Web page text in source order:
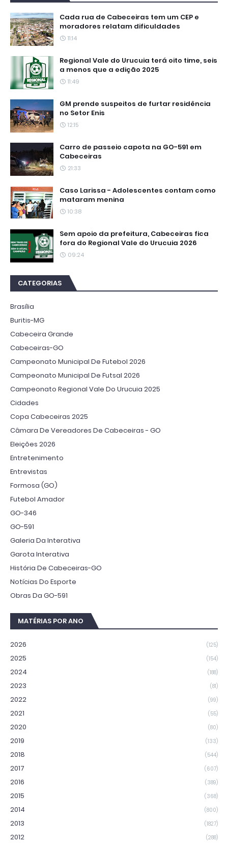
Cada rua de Cabeceiras tem um CEP e
moradores relatam dificuldades
11:14
Regional Vale do Urucuia terá oito time, seis
a menos que a edição 2025
11:49
GM prende suspeitos de furtar residência
no Setor Enis
12:15
Carro de passeio capota na GO-591 em
Cabeceiras
21:33
Caso Larissa - Adolescentes contam como
mataram menina
10:38
Sem apoio da prefeitura, Cabeceiras fica
fora do Regional Vale do Urucuia 2026
09:24
CATEGORIAS
Brasília
Buritis-MG
Cabeceira Grande
Cabeceiras-GO
Campeonato Municipal De Futebol 2026
Campeonato Municipal De Futsal 2026
Campeonato Regional Vale Do Urucuia 2025
Cidades
Copa Cabeceiras 2025
Câmara De Vereadores De Cabeceiras - GO
Eleições 2026
Entretenimento
Entrevistas
Formosa (GO)
Futebol Amador
GO-346
GO-591
Galeria Da Interativa
Garota Interativa
História De Cabeceiras-GO
Notícias Do Esporte
Obras Da GO-591
MATÉRIAS POR ANO
2026 (125)
2025 (154)
2024 (188)
2023 (81)
2022 (99)
2021 (55)
2020 (80)
2019 (133)
2018 (544)
2017 (607)
2016 (389)
2015 (368)
2014 (800)
2013 (1827)
2012 (288)